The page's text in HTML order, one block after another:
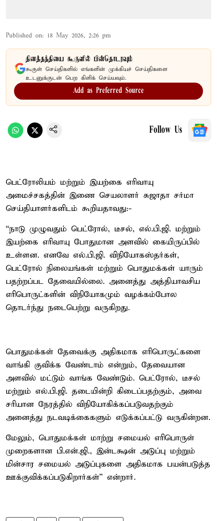
Published on: 18 May 2026, 2:26 pm
தினத்தந்தியை கூகுளில் பின்தொடரவும்
கூகுள் செய்திகளில் எங்களின் முக்கியச் செய்திகளை
உடனுக்குடன் பெற கிளிக் செய்யவும்.
Add as Preferred Source
Follow Us
பெட்ரோலியம் மற்றும் இயற்கை எரிவாயு
அமைச்சகத்தின் இணை செயலாளர் சுஜாதா சர்மா
செய்தியாளர்களிடம் கூறியதாவது:-
“நாடு முழுவதும் பெட்ரோல், டீசல், எல்.பி.ஜி. மற்றும்
இயற்கை எரிவாயு போதுமான அளவில் கையிருப்பில்
உள்ளன. எனவே எல்.பி.ஜி. விநியோகஸ்தர்கள்,
பெட்ரோல் நிலையங்கள் மற்றும் பொதுமக்கள் யாரும்
பதற்றப்பட தேவையில்லை. அனைத்து அத்தியாவசிய
எரிபொருட்களின் விநியோகமும் வழக்கம்போல
தொடர்ந்து நடைபெற்று வருகிறது.
பொதுமக்கள் தேவைக்கு அதிகமாக எரிபொருட்களை
வாங்கி குவிக்க வேண்டாம் என்றும், தேவையான
அளவில் மட்டும் வாங்க வேண்டும். பெட்ரோல், டீசல்
மற்றும் எல்.பி.ஜி. தடையின்றி கிடைப்பதற்கும், அவை
சரியான நேரத்தில் விநியோகிக்கப்படுவதற்கும்
அனைத்து நடவடிக்கைகளும் எடுக்கப்பட்டு வருகின்றன.
மேலும், பொதுமக்கள் மாற்று சமையல் எரிபொருள்
முறைகளான பி.என்.ஜி., இன்டக்ஷன் அடுப்பு மற்றும்
மின்சார சமையல் அடுப்புகளை அதிகமாக பயன்படுத்த
ஊக்குவிக்கப்படுகிறார்கள்” என்றார்.